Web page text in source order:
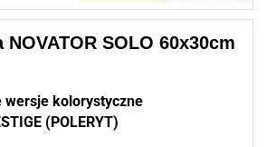
NOVATOR SOLO 60x30cm
wersje kolorystyczne
(POLERYT)